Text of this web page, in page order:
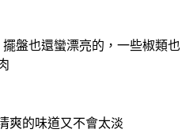
盤也還蠻漂亮的，一些椒類也
爽的味道又不會太淡